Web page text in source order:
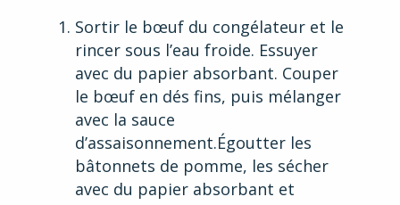
Sortir le bœuf du congélateur et le
rincer sous l’eau froide. Essuyer
avec du papier absorbant. Couper
le bœuf en dés fins, puis mélanger
avec la sauce
d’assaisonnement.Égoutter les
bâtonnets de pomme, les sécher
avec du papier absorbant et